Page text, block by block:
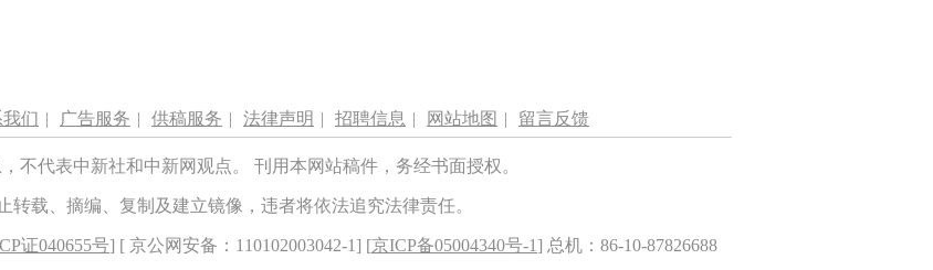
们 | 广告服务 | 供稿服务 | 法律声明 | 招聘信息 | 网站地图 | 留言反馈
不代表中新社和中新网观点。 刊用本网站稿件，务经书面授权。
转载、摘编、复制及建立镜像，违者将依法追究法律责任。
证040655号] [ 京公网安备：110102003042-1] [京ICP备05004340号-1] 总机：86-10-87826688